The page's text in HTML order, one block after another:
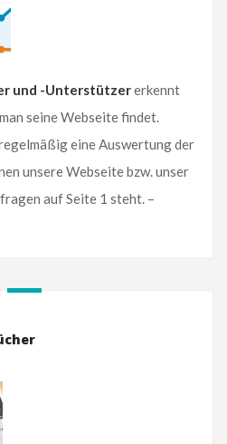
und -Unterstützererkennt
seine Webseite findet.
eine Auswertung der
unsere Webseite bzw. unser
auf Seite 1 steht. –